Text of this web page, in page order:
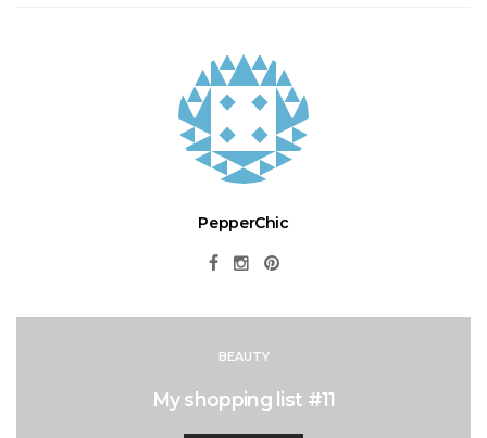
PepperChic
BEAUTY
My shopping list #11